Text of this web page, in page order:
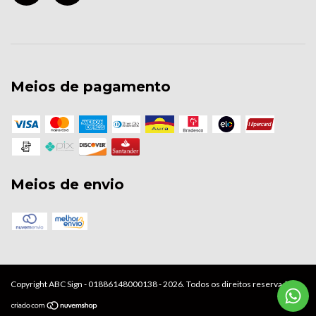
Meios de pagamento
Meios de envio
Copyright ABC Sign - 01886148000138 - 2026. Todos os direitos reservados.